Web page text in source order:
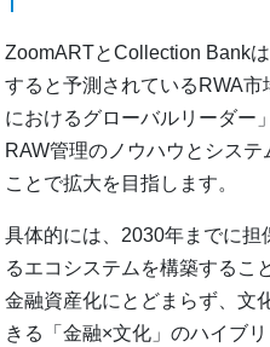
ZoomARTとCollection Bank
すると予測されているRWA
におけるグローバルリーダー
RAW管理のノウハウとシス
ことで拡大を目指します。
具体的には、2030年までに担
るエコシステムを構築するこ
金融資産化にとどまらず、文
きる「金融×文化」のハイブ